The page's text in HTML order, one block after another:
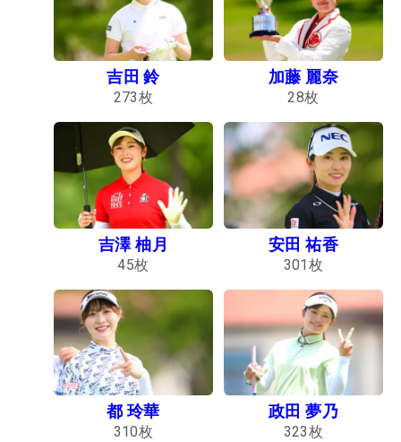
吉田 鈴
273枚
加藤 麗奈
28枚
吉澤 柚月
45枚
安田 祐香
301 枚
都 玲華
310枚
政田 夢乃
323枚